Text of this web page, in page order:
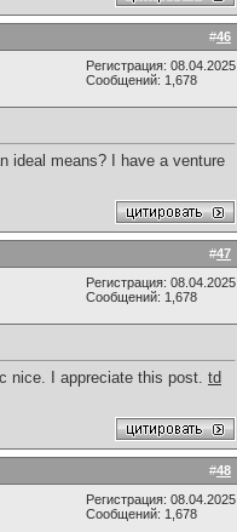
#46
Регистрация: 08.04.2025
Сообщений: 1,678
ideal means? I have a venture
#47
Регистрация: 08.04.2025
Сообщений: 1,678
nice. I appreciate this post. td
#48
Регистрация: 08.04.2025
Сообщений: 1,678